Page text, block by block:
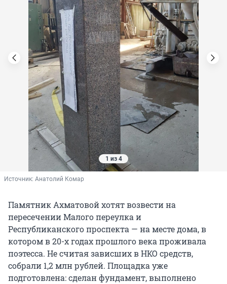
1 из 4
Источник: Анатолий Комар
Памятник Ахматовой хотят возвести на
пересечении Малого переулка и
Республиканского проспекта — на месте дома, в
котором в 20-х годах прошлого века проживала
поэтесса. Не считая зависших в НКО средств,
собрали 1,2 млн рублей. Площадка уже
подготовлена: сделан фундамент, выполнено